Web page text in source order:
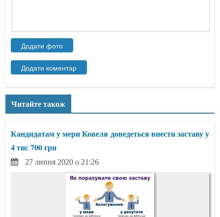
Читайте також
Кандидатам у мери Ковеля доведеться внести заставу у
4 тис 700 грн
27 липня 2020 о 21:26